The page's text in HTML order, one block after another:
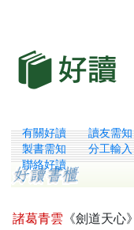
有關好讀 讀友需知
製書需知
分工輸入
聯絡好讀
諸葛青雲 《劍道天心》